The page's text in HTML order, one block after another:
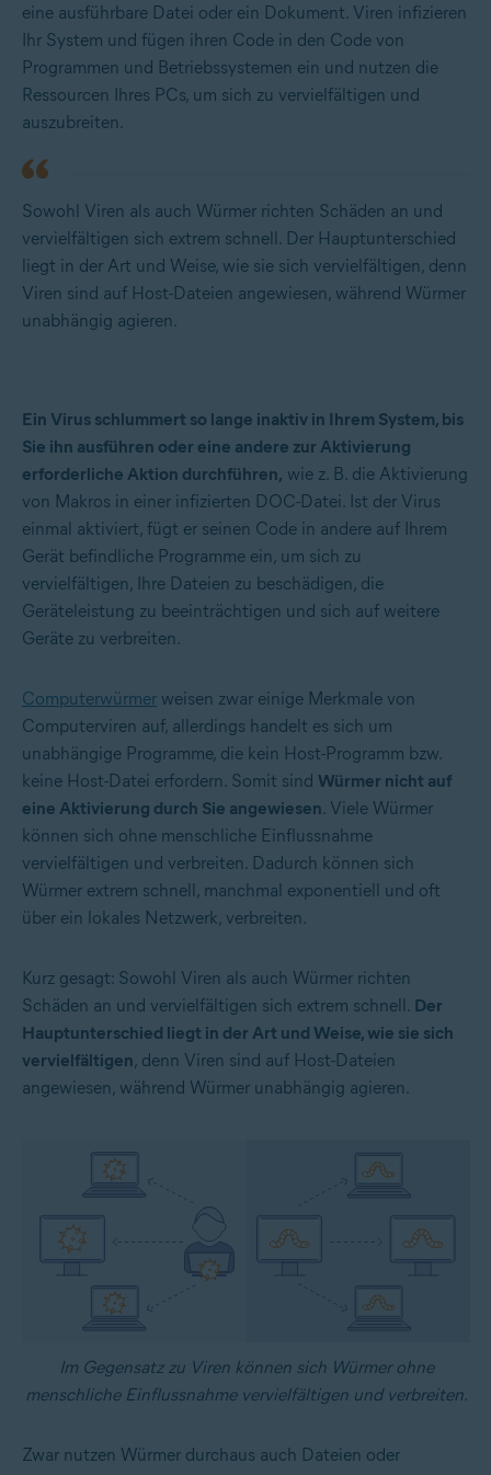
eine ausführbare Datei oder ein Dokument. Viren infizieren
Ihr System und fügen ihren Code in den Code von
Programmen und Betriebssystemen ein und nutzen die
Ressourcen Ihres PCs, um sich zu vervielfältigen und
auszubreiten.
Sowohl Viren als auch Würmer richten Schäden an und
vervielfältigen sich extrem schnell. Der Hauptunterschied
liegt in der Art und Weise, wie sie sich vervielfältigen, denn
Viren sind auf Host-Dateien angewiesen, während Würmer
unabhängig agieren.
Ein Virus schlummert so lange inaktiv in Ihrem System, bis
Sie ihn ausführen oder eine andere zur Aktivierung
erforderliche Aktion durchführen, wie z. B. die Aktivierung
von Makros in einer infizierten DOC-Datei. Ist der Virus
einmal aktiviert, fügt er seinen Code in andere auf Ihrem
Gerät befindliche Programme ein, um sich zu
vervielfältigen, Ihre Dateien zu beschädigen, die
Geräteleistung zu beeinträchtigen und sich auf weitere
Geräte zu verbreiten.
Computerwürmer weisen zwar einige Merkmale von
Computerviren auf, allerdings handelt es sich um
unabhängige Programme, die kein Host-Programm bzw.
keine Host-Datei erfordern. Somit sind Würmer nicht auf
eine Aktivierung durch Sie angewiesen. Viele Würmer
können sich ohne menschliche Einflussnahme
vervielfältigen und verbreiten. Dadurch können sich
Würmer extrem schnell, manchmal exponentiell und oft
über ein lokales Netzwerk, verbreiten.
Kurz gesagt: Sowohl Viren als auch Würmer richten
Schäden an und vervielfältigen sich extrem schnell. Der
Hauptunterschied liegt in der Art und Weise, wie sie sich
vervielfältigen, denn Viren sind auf Host-Dateien
angewiesen, während Würmer unabhängig agieren.
Im Gegensatz zu Viren können sich Würmer ohne
menschliche Einflussnahme vervielfältigen und verbreiten.
Zwar nutzen Würmer durchaus auch Dateien oder